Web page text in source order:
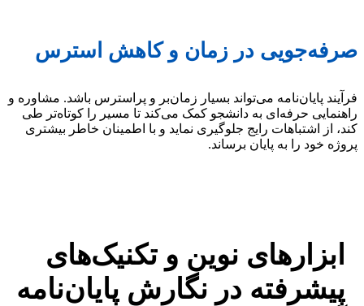
صرفه‌جویی در زمان و کاهش استرس
فرآیند پایان‌نامه می‌تواند بسیار زمان‌بر و پراسترس باشد. مشاوره و
راهنمایی حرفه‌ای به دانشجو کمک می‌کند تا مسیر را کوتاه‌تر طی
کند، از اشتباهات رایج جلوگیری نماید و با اطمینان خاطر بیشتری
پروژه خود را به پایان برساند.
ابزارهای نوین و تکنیک‌های
پیشرفته در نگارش پایان‌نامه